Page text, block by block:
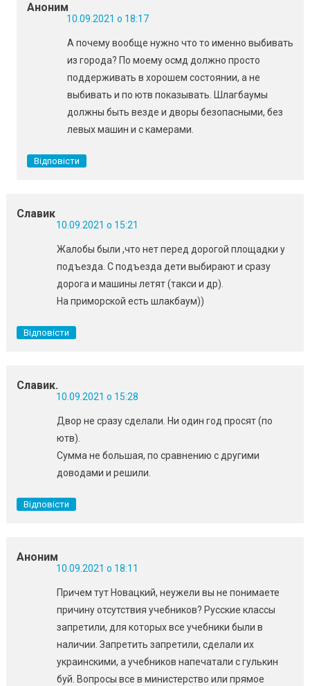
Аноним
10.09.2021 о 18:17
А почему вообще нужно что то именно выбивать
из города? По моему осмд должно просто
поддерживать в хорошем состоянии, а не
выбивать и по ютв показывать. Шлагбаумы
должны быть везде и дворы безопасными, без
левых машин и с камерами.
Відповісти
Славик
10.09.2021 о 15:21
Жалобы были ,что нет перед дорогой площадки у
подъезда. С подъезда дети выбирают и сразу
дорога и машины летят (такси и др).
На приморской есть шлакбаум))
Відповісти
Славик.
10.09.2021 о 15:28
Двор не сразу сделали. Ни один год просят (по
ютв).
Сумма не большая, по сравнению с другими
доводами и решили.
Відповісти
Аноним
10.09.2021 о 18:11
Причем тут Новацкий, неужели вы не понимаете
причину отсутствия учебников? Русские классы
запретили, для которых все учебники были в
наличии. Запретить запретили, сделали их
украинскими, а учебников напечатали с гулькин
буй. Вопросы все в министерство или прямое